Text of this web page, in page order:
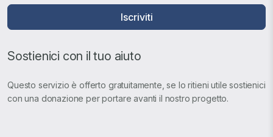
Iscriviti
Sostienici con il tuo aiuto
Questo servizio è offerto gratuitamente, se lo ritieni utile sostienici
con una donazione per portare avanti il nostro progetto.